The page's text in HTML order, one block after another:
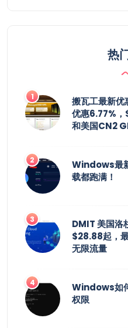
热
搬瓦工最新优
优惠6.77%
和美国CN2
Windows最
载都跑满！
DMIT 美国洛
$28.88起，
无限流量
Windows如
权限